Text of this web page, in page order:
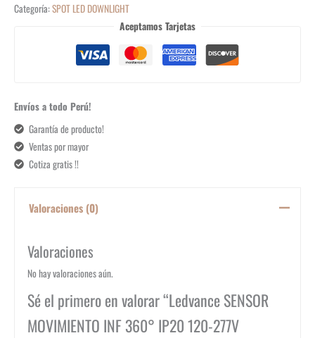
Categoría:SPOT LED DOWNLIGHT
Aceptamos Tarjetas
Envíos a todo Perú!
Garantía de producto!
Ventas por mayor
Cotiza gratis !!
Valoraciones (0)
Valoraciones
No hay valoraciones aún.
Sé el primero en valorar “Ledvance SENSOR
MOVIMIENTO INF 360° IP20 120-277V